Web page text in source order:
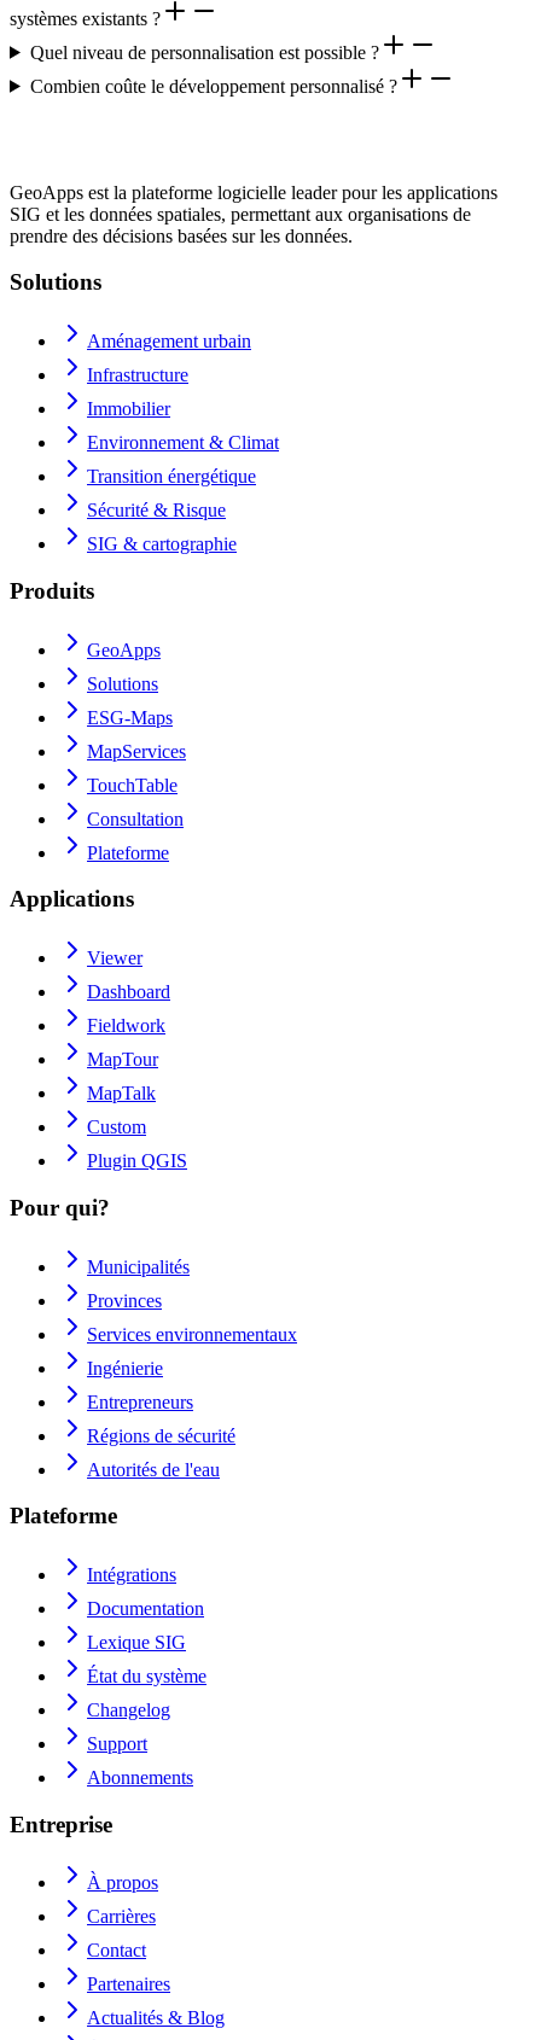
systèmes existants ?
Quel niveau de personnalisation est possible ?
Combien coûte le développement personnalisé ?
GeoApps est la plateforme logicielle leader pour les applications
SIG et les données spatiales, permettant aux organisations de
prendre des décisions basées sur les données.
Solutions
Aménagement urbain
Infrastructure
Immobilier
Environnement & Climat
Transition énergétique
Sécurité & Risque
SIG & cartographie
Produits
GeoApps
Solutions
ESG-Maps
MapServices
TouchTable
Consultation
Plateforme
Applications
Viewer
Dashboard
Fieldwork
MapTour
MapTalk
Custom
Plugin QGIS
Pour qui?
Municipalités
Provinces
Services environnementaux
Ingénierie
Entrepreneurs
Régions de sécurité
Autorités de l'eau
Plateforme
Intégrations
Documentation
Lexique SIG
État du système
Changelog
Support
Abonnements
Entreprise
À propos
Carrières
Contact
Partenaires
Actualités & Blog